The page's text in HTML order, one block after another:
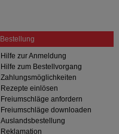
Bestellung
Hilfe zur Anmeldung
Hilfe zum Bestellvorgang
Zahlungsmöglichkeiten
Rezepte einlösen
Freiumschläge anfordern
Freiumschläge downloaden
Auslandsbestellung
Reklamation